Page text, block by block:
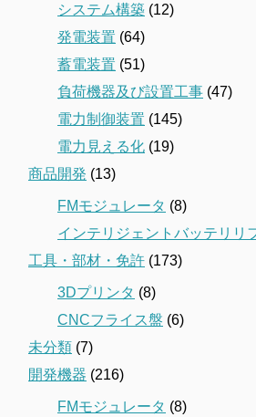
システム構築 (12)
発電装置 (64)
蓄電装置 (51)
負荷機器及び設置工事 (47)
電力制御装置 (145)
電力見える化 (19)
商品開発 (13)
FMモジュレータ (8)
インテリジェントバッテリリ
工具・部材・免許 (173)
3Dプリンタ (8)
CNCフライス盤 (6)
未分類 (7)
開発機器 (216)
FMモジュレータ (8)